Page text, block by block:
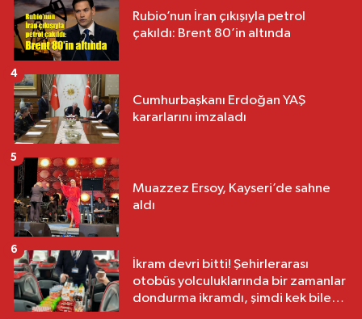
Rubio’nun İran çıkışıyla petrol
çakıldı: Brent 80’in altında
Cumhurbaşkanı Erdoğan YAŞ
kararlarını imzaladı
4
Muazzez Ersoy, Kayseri’de sahne
aldı
5
İkram devri bitti! Şehirlerarası
otobüs yolculuklarında bir zamanlar
dondurma ikramdı, şimdi kek bile
6